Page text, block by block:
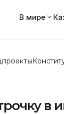
В мире
в